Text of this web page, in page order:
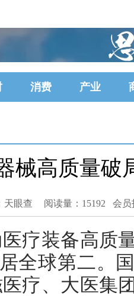
消费 产业
械高质量破
天眼查 阅读量：15192 会员
疗装备高质
全球第二。
疗、大医集